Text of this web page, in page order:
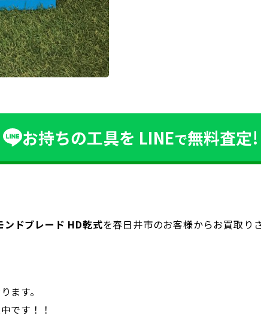
お持ちの工具を LINEで無料査定!
ドブレード HD乾式を春日井市のお客様からお買取り
ます。
です！！